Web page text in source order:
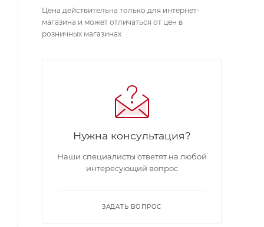
Цена действительна только для интернет-
магазина и может отличаться от цен в
розничных магазинах
Нужна консультация?
Наши специалисты ответят на любой
интересующий вопрос
ЗАДАТЬ ВОПРОС